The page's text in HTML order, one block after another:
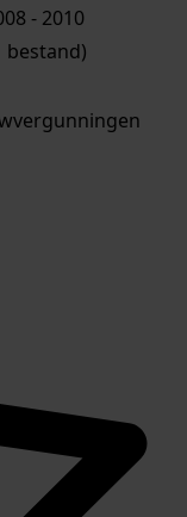
- 2010
bestand)